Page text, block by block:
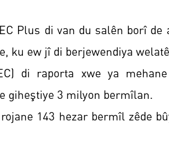
Plus di van du salên borî
ew jî di berjewendiya
di raporta xwe ya
giheştiye 3 milyon bermîlan.
143 hezar bermîl zêde